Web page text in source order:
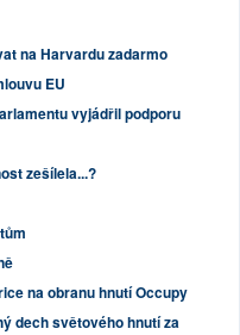
na Harvardu zadarmo
EU
vyjádřil podporu
zešílela...?
na obranu hnutí Occupy
dech světového hnutí za